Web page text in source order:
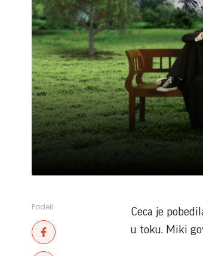
Podeli:
Ceca je
u toku. Miki